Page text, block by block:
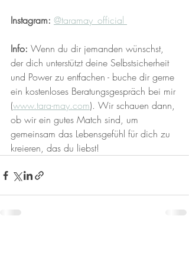
Instagram: @taramay_official
Info: Wenn du dir jemanden wünschst,
der dich unterstützt deine Selbstsicherheit
und Power zu entfachen - buche dir gerne
ein kostenloses Beratungsgespräch bei mir
(www.tara-may.com). Wir schauen dann,
ob wir ein gutes Match sind, um
gemeinsam das Lebensgefühl für dich zu
kreieren, das du liebst!